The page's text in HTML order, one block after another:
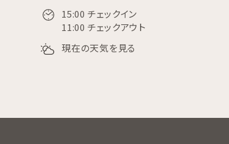
15:00 チェックイン
11:00 チェックアウト
現在の天気を見る